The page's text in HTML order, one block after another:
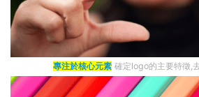
專注於核心元素 確定logo的主要特徵,